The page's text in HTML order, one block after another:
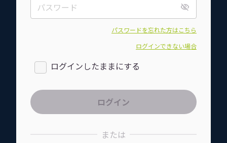
パスワードを忘れた方はこちら
ログインできない場合
ログインしたままにする
または